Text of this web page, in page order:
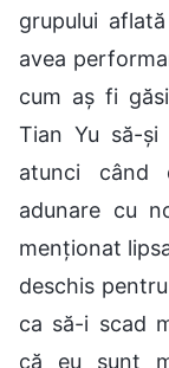
grupului
avea
cum aș fi
Tian Yu să-și
atunci când
adunare cu
menționat
deschis
ca să-i scad
că eu sunt